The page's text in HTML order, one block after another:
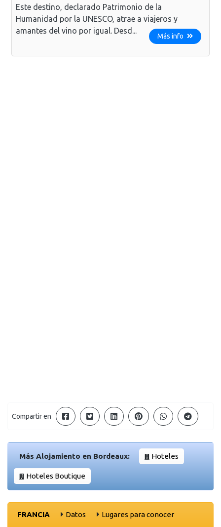
Este destino, declarado Patrimonio de la
Humanidad por la UNESCO, atrae a viajeros y
amantes del vino por igual. Desd...
Más info
Compartir en
Más Alojamiento en Bordeaux: Hoteles
Hoteles Boutique
FRANCIA Datos
Lugares para conocer